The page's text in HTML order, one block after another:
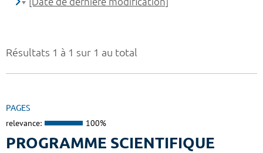
Résultats 1 à 1 sur 1 au total
PAGES
relevance: 100%
PROGRAMME SCIENTIFIQUE